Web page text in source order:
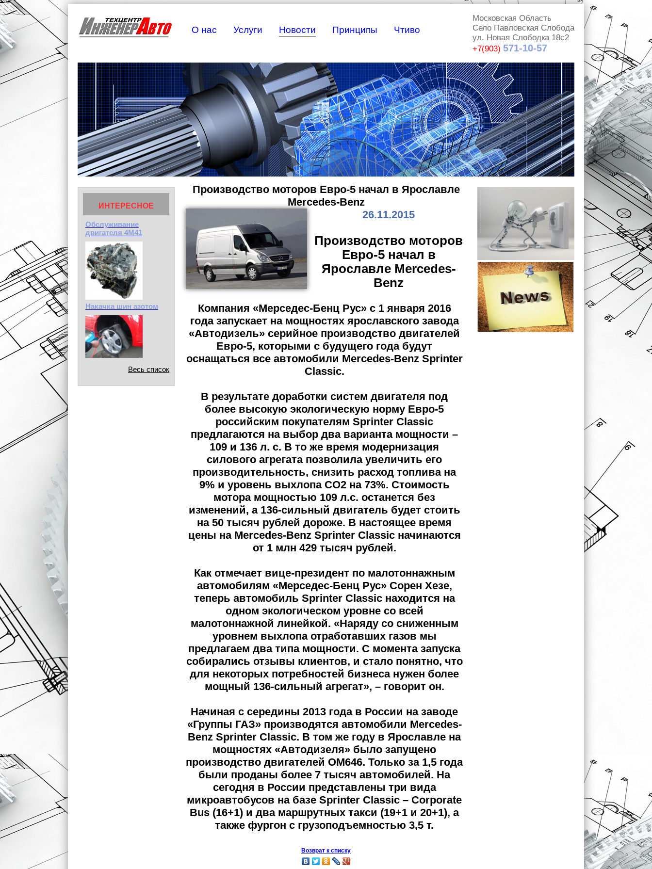
О нас Услуги Новости Принципы Чтиво
Московская Область
Село Павловская Слобода
ул. Новая Слободка 18с2
+7(903) 571-10-57
ИНТЕРЕСНОЕ
Обслуживание
двигателя 4М41
Накачка шин азотом
Весь список
Производство моторов Евро-5 начал в Ярославле
Mercedes-Benz
26.11.2015
Производство моторов
Евро-5 начал в
Ярославле Mercedes-
Benz
Компания «Мерседес-Бенц Рус» с 1 января 2016
года запускает на мощностях ярославского завода
«Автодизель» серийное производство двигателей
Евро-5, которыми с будущего года будут
оснащаться все автомобили Mercedes-Benz Sprinter
Classic.
В результате доработки систем двигателя под
более высокую экологическую норму Евро-5
российским покупателям Sprinter Classic
предлагаются на выбор два варианта мощности –
109 и 136 л. с. В то же время модернизация
силового агрегата позволила увеличить его
производительность, снизить расход топлива на
9% и уровень выхлопа CO2 на 73%. Стоимость
мотора мощностью 109 л.с. останется без
изменений, а 136-сильный двигатель будет стоить
на 50 тысяч рублей дороже. В настоящее время
цены на Mercedes-Benz Sprinter Classic начинаются
от 1 млн 429 тысяч рублей.
Как отмечает вице-президент по малотоннажным
автомобилям «Мерседес-Бенц Рус» Сорен Хезе,
теперь автомобиль Sprinter Classic находится на
одном экологическом уровне со всей
малотоннажной линейкой. «Наряду со сниженным
уровнем выхлопа отработавших газов мы
предлагаем два типа мощности. С момента запуска
собирались отзывы клиентов, и стало понятно, что
для некоторых потребностей бизнеса нужен более
мощный 136-сильный агрегат», – говорит он.
Начиная с середины 2013 года в России на заводе
«Группы ГАЗ» производятся автомобили Mercedes-
Benz Sprinter Classic. В том же году в Ярославле на
мощностях «Автодизеля» было запущено
производство двигателей ОМ646. Только за 1,5 года
были проданы более 7 тысяч автомобилей. На
сегодня в России представлены три вида
микроавтобусов на базе Sprinter Classic – Corporate
Bus (16+1) и два маршрутных такси (19+1 и 20+1), а
также фургон с грузоподъемностью 3,5 т.
Возврат к списку